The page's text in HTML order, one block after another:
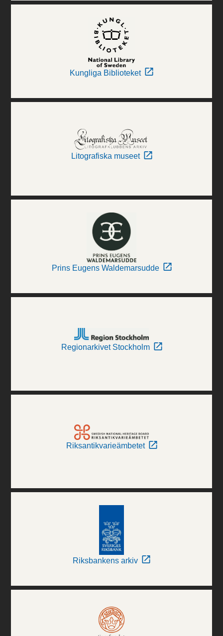
Kungliga Biblioteket
Litografiska museet
Prins Eugens Waldemarsudde
Regionarkivet Stockholm
Riksantikvarieämbetet
Riksbankens arkiv